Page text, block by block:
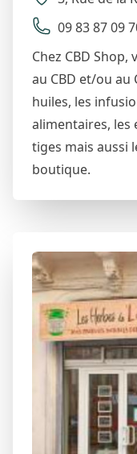
09 83 87 09
Chez CBD
au CBD et/ou au
huiles, les
alimentaires, les
tiges mais aussi
boutique.